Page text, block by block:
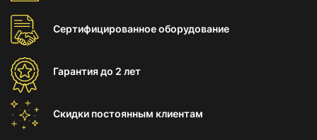
Сертифицированноеоборудование
Гарантиядо 2 лет
Скидки постоянным клиентам